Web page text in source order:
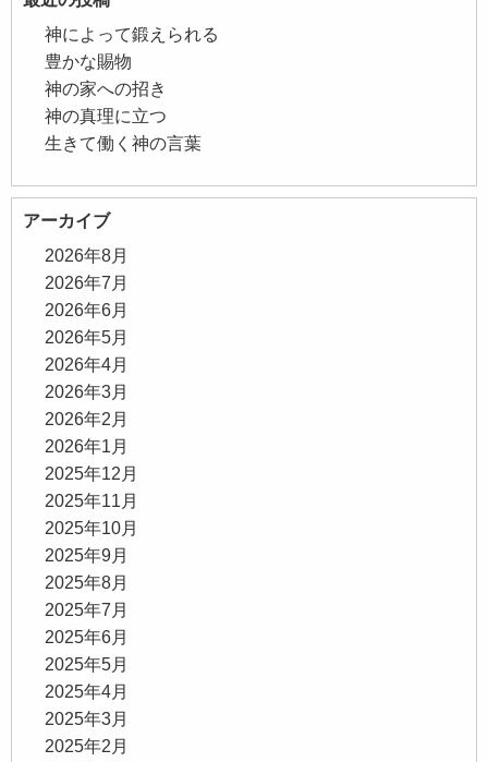
神によって鍛えられる
豊かな賜物
神の家への招き
神の真理に立つ
生きて働く神の言葉
アーカイブ
2026年8月
2026年7月
2026年6月
2026年5月
2026年4月
2026年3月
2026年2月
2026年1月
2025年12月
2025年11月
2025年10月
2025年9月
2025年8月
2025年7月
2025年6月
2025年5月
2025年4月
2025年3月
2025年2月